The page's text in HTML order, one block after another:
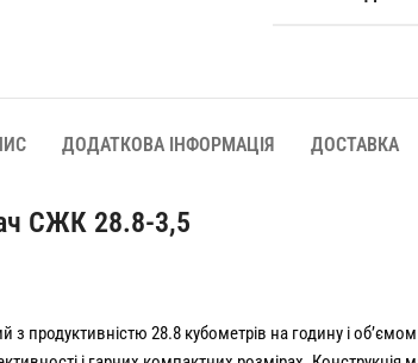
ДОДАТКОВА ІНФОРМАЦІЯ ДОСТАВКА
СЖК 28.8-3,5
28.8 кубометрів на годину і